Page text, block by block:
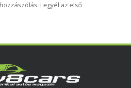
Legyél az első